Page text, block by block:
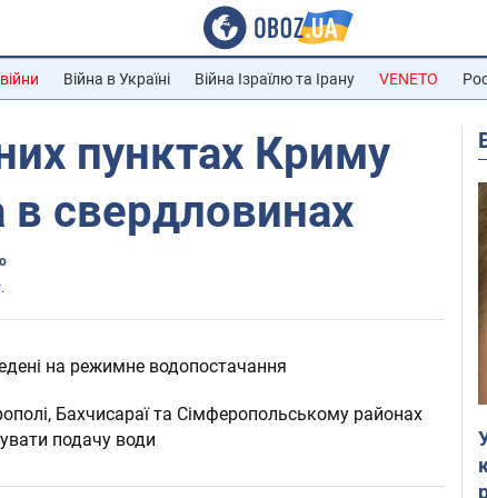
Війна в Україні Війна Ізраїлю та Ірану VENETO
пунктах Криму
в свердловинах
на режимне водопостачання
Бахчисараї та Сімферопольському районах
подачу води